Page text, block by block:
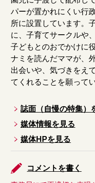
パーが置かれにくい行
所に設置しています。
に、子育てサークルや
子どもとのおでかけに
ナミを読んだママが、
出会いや、気づきをえ
てくれることを願って
誌面（自慢の特集）
媒体情報を見る
媒体HPを見る
コメントを書く